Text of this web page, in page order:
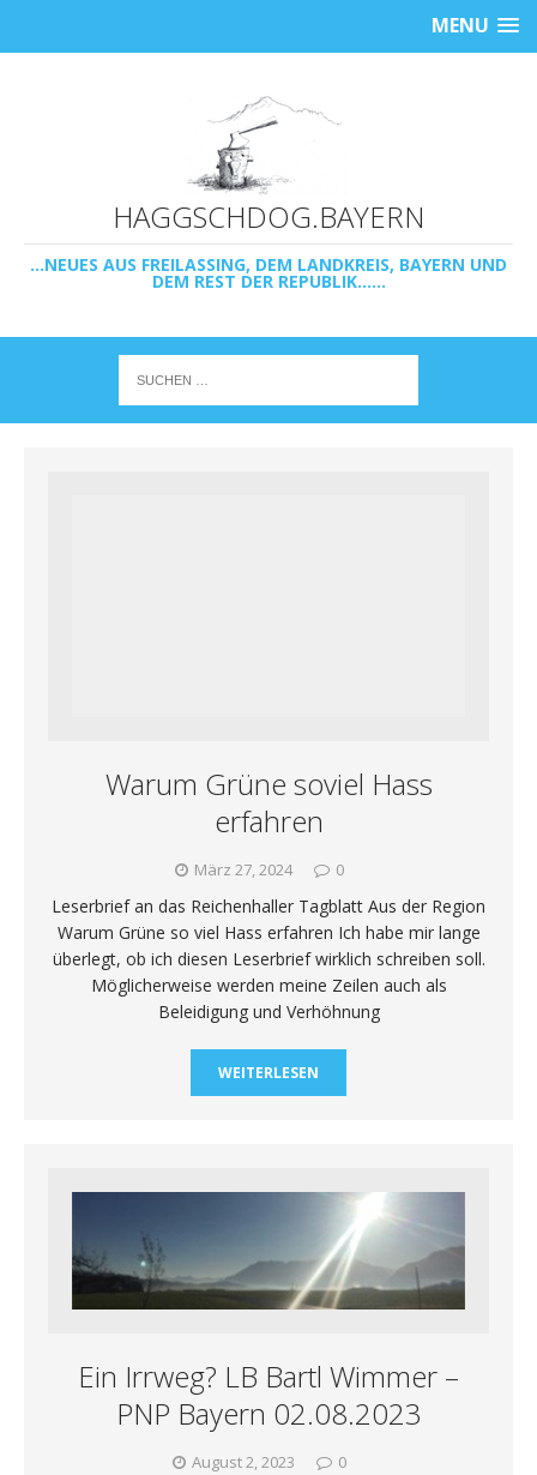
MENU
HAGGSCHDOG.BAYERN
...NEUES AUS FREILASSING, DEM LANDKREIS, BAYERN UND
DEM REST DER REPUBLIK......
Warum Grüne soviel Hass
erfahren
März 27, 2024 0
Leserbrief an das Reichenhaller Tagblatt Aus der Region
Warum Grüne so viel Hass erfahren Ich habe mir lange
überlegt, ob ich diesen Leserbrief wirklich schreiben soll.
Möglicherweise werden meine Zeilen auch als
Beleidigung und Verhöhnung
WEITERLESEN
Ein Irrweg? LB Bartl Wimmer –
PNP Bayern 02.08.2023
August 2, 2023 0